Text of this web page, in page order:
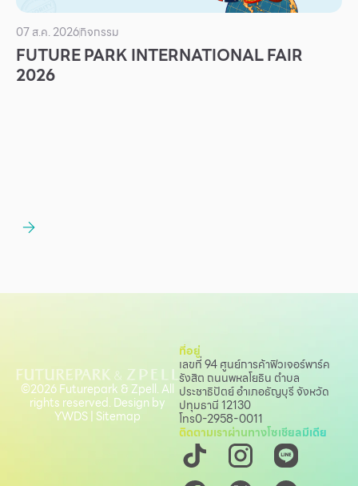
สมัครงาน
สิทธิประโยชน์ที่ฟิวเจอร์พาร์ค
07 ส.ค. 2026กิจกรรม
FUTURE PARK INTERNATIONAL FAIR
2026
ที่อยู่
เลขที่ 94 ศูนย์การค้าฟิวเจอร์พาร์ค
รังสิต ถนนพหลโยธิน ตำบล
ประชาธิปัตย์ อำเภอธัญบุรี จังหวัด
ปทุมธานี 12130
โทร0-2958-0011
ติดตามเราผ่านทางโซเชียลมีเดีย
©2026 Futurepark & Zpell. All
rights reserved. Design by
YWDS| Sitemap